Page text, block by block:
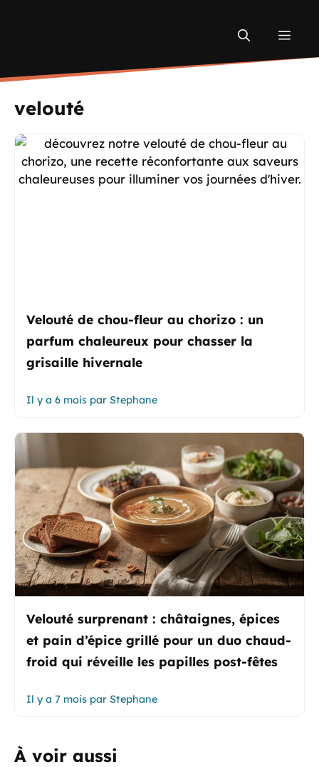
velouté
Velouté de chou-fleur au chorizo : un
parfum chaleureux pour chasser la
grisaille hivernale
Il y a 6 mois par Stephane
Velouté surprenant : châtaignes, épices
et pain d’épice grillé pour un duo chaud-
froid qui réveille les papilles post-fêtes
Il y a 7 mois par Stephane
À voir aussi